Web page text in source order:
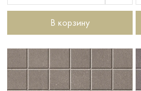
В корзину